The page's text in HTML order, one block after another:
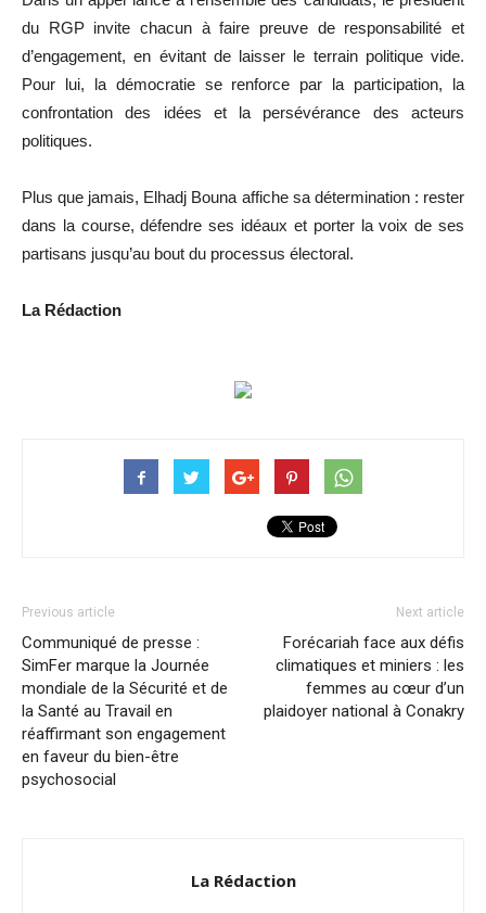
du RGP invite chacun à faire preuve de responsabilité et
d’engagement, en évitant de laisser le terrain politique vide.
Pour lui, la démocratie se renforce par la participation, la
confrontation des idées et la persévérance des acteurs
politiques.
Plus que jamais, Elhadj Bouna affiche sa détermination : rester
dans la course, défendre ses idéaux et porter la voix de ses
partisans jusqu’au bout du processus électoral.
La Rédaction
Previous article
Communiqué de presse :
SimFer marque la Journée
mondiale de la Sécurité et de
la Santé au Travail en
réaffirmant son engagement
en faveur du bien-être
psychosocial
Next article
Forécariah face aux défis
climatiques et miniers : les
femmes au cœur d’un
plaidoyer national à Conakry
La Rédaction